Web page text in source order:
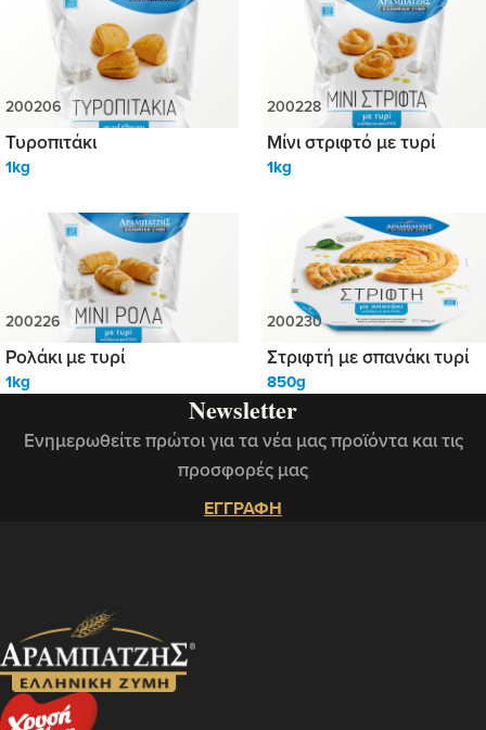
Τυροπιτάκι
1kg
Μίνι στριφτό με τυρί
1kg
Ρολάκι με τυρί
1kg
Στριφτή με σπανάκι τυρί
850g
Newsletter
Ενημερωθείτε πρώτοι για τα νέα μας προϊόντα και τις
προσφορές μας
ΕΓΓΡΑΦΗ